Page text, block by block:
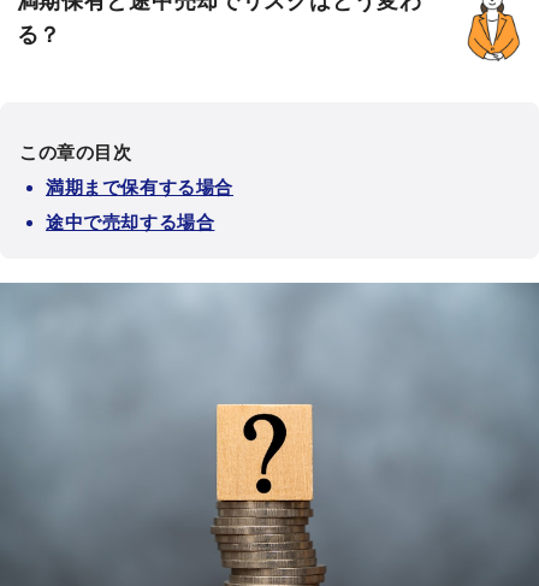
る？
この章の目次
満期まで保有する場合
途中で売却する場合